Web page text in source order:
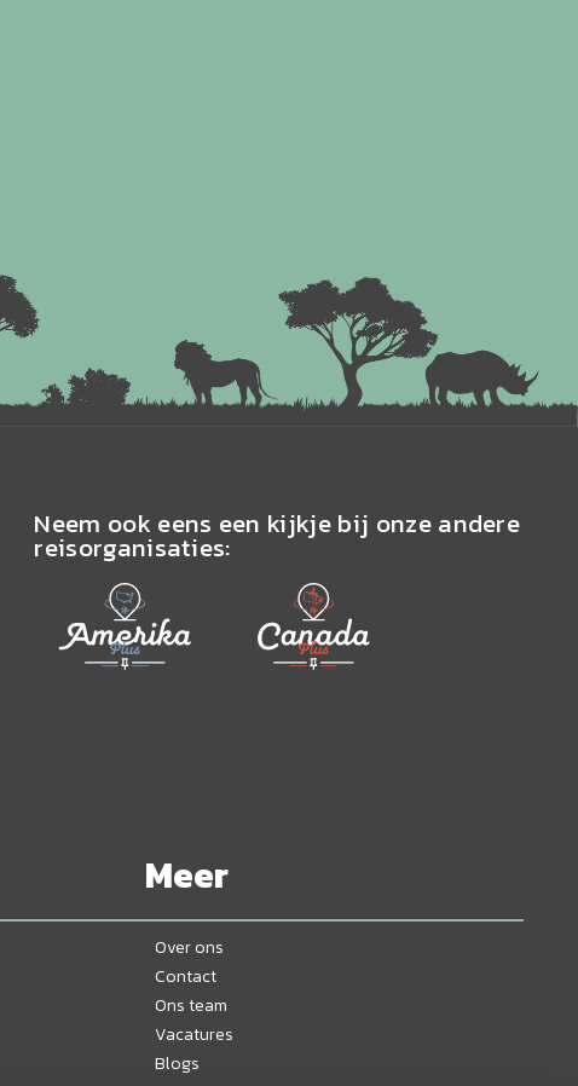
Neem ook eens een kijkje bij onze andere
reisorganisaties:
Meer
Over ons
Contact
Ons team
Vacatures
Blogs